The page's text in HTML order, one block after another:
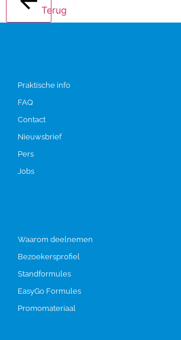
Terug
Praktische info
FAQ
Contact
Nieuwsbrief
Pers
Jobs
Waarom deelnemen
Bezoekersprofiel
Standformules
EasyGo Formules
Promomateriaal